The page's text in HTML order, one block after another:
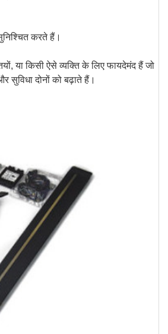
करते हैं।
या किसी ऐसे व्यक्ति के लिए फायदेमंद हैं जो
सुविधा दोनों को बढ़ाते हैं।